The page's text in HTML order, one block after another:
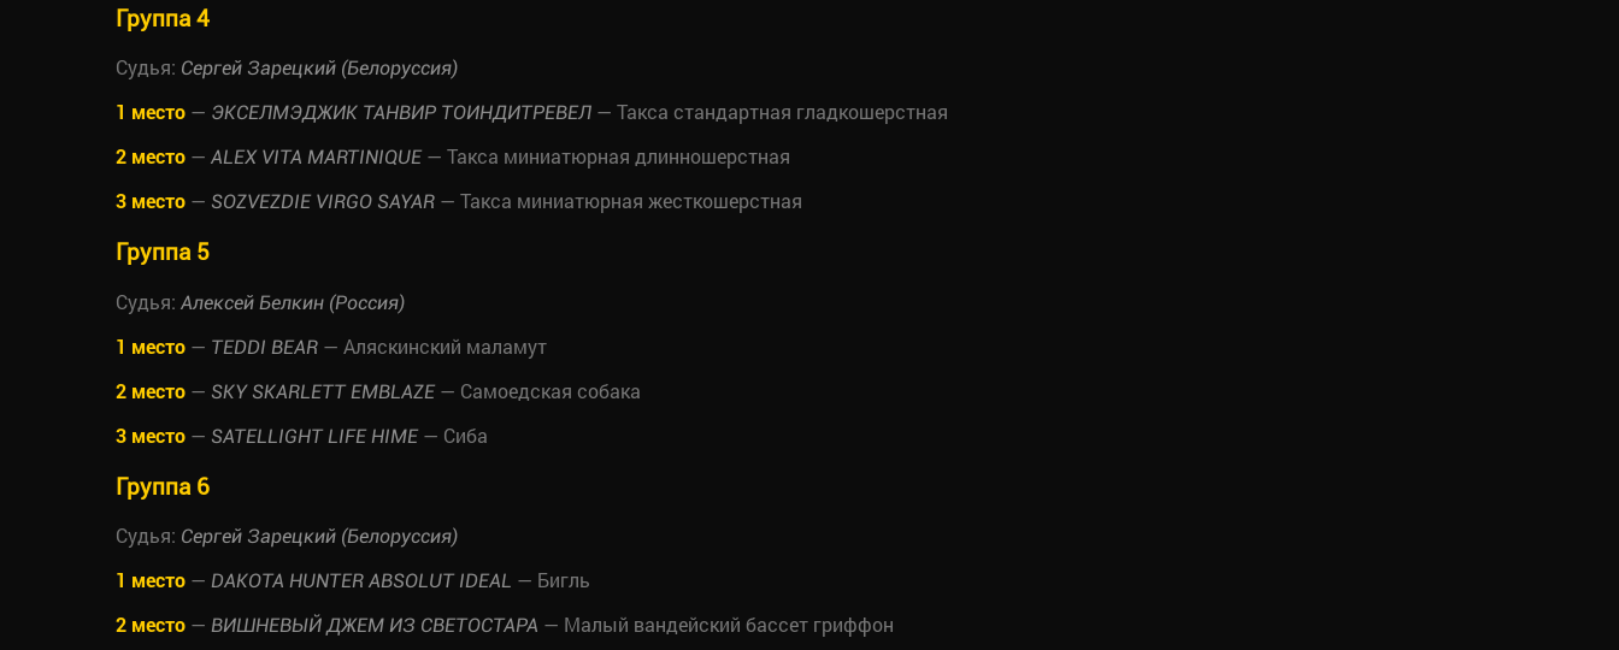
Группа 4
Судья: Сергей Зарецкий (Белоруссия)
1 место — ЭКСЕЛМЭДЖИК ТАНВИР ТОИНДИТРЕВЕЛ — Такса стандартная гладкошерстная
2 место — ALEX VITA MARTINIQUE — Такса миниатюрная длинношерстная
3 место — SOZVEZDIE VIRGO SAYAR — Такса миниатюрная жесткошерстная
Группа 5
Судья: Алексей Белкин (Россия)
1 место — TEDDI BEAR — Аляскинский маламут
2 место — SKY SKARLETT EMBLAZE — Самоедская собака
3 место — SATELLIGHT LIFE HIME — Сиба
Группа 6
Судья: Сергей Зарецкий (Белоруссия)
1 место — DAKOTA HUNTER ABSOLUT IDEAL — Бигль
2 место — ВИШНЕВЫЙ ДЖЕМ ИЗ СВЕТОСТАРА — Малый вандейский бассет гриффон